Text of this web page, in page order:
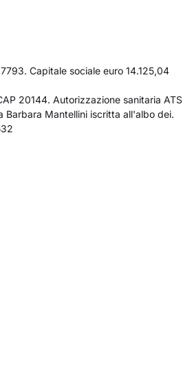
Capitale sociale euro 14.125,04
20144. Autorizzazione sanitaria ATS
Mantellini iscritta all'albo dei.